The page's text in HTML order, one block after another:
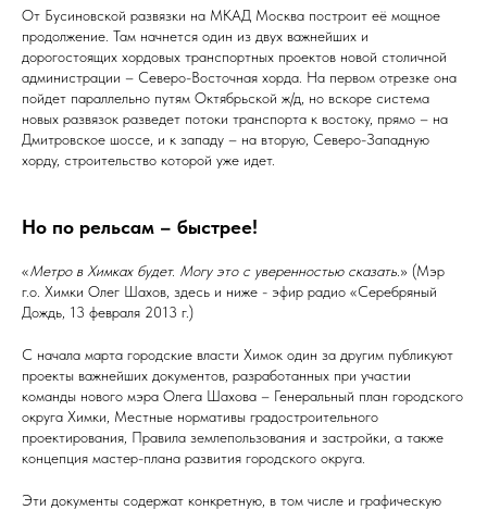
От Бусиновской развязки на МКАД Москва построит её мощное
продолжение. Там начнется один из двух важнейших и
дорогостоящих хордовых транспортных проектов новой столичной
администрации – Северо-Восточная хорда. На первом отрезке она
пойдет параллельно путям Октябрьской ж/д, но вскоре система
новых развязок разведет потоки транспорта к востоку, прямо – на
Дмитровское шоссе, и к западу – на вторую, Северо-Западную
хорду, строительство которой уже идет.
Но по рельсам – быстрее!
«Метро в Химках будет. Могу это с уверенностью сказать. » (Мэр
г.о. Химки Олег Шахов, здесь и ниже - эфир радио «Серебряный
Дождь, 13 февраля 2013 г.)
С начала марта городские власти Химок один за другим публикуют
проекты важнейших документов, разработанных при участии
команды нового мэра Олега Шахова – Генеральный план городского
округа Химки, Местные нормативы градостроительного
проектирования, Правила землепользования и застройки, а также
концепция мастер-плана развития городского округа.
Эти документы содержат конкретную, в том числе и графическую